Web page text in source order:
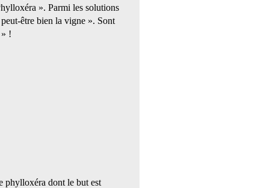
». Parmi les solutions
être bien la vigne ». Sont
!
phylloxéra dont le but est